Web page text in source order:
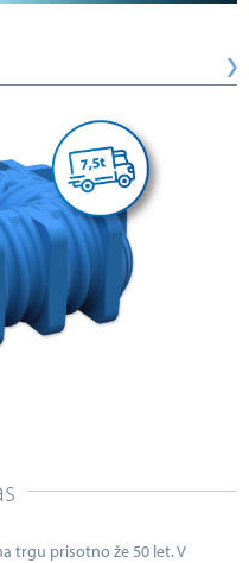
trgu prisotno že 50 let. V